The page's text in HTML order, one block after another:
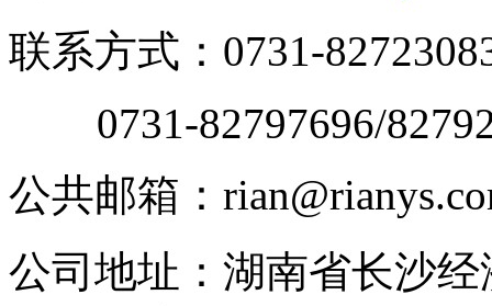
联系方式：0731-
0731-82797696/
公共邮箱：
公司地址：湖南省长沙